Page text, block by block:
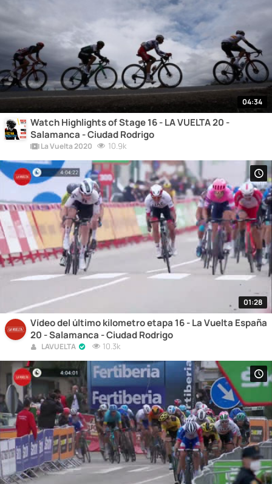
04:34
Watch Highlights of Stage 16 - LA VUELTA 20 -
Salamanca - Ciudad Rodrigo
La Vuelta 2020 10.9k
01:28
Vídeo del último kilometro etapa 16 - La Vuelta España
20 - Salamanca - Ciudad Rodrigo
LAVUELTA 10.3k